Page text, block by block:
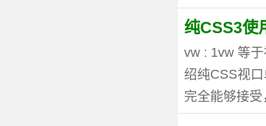
纯CSS3使
vw : 1vw 等
绍纯CSS视
完全能够接